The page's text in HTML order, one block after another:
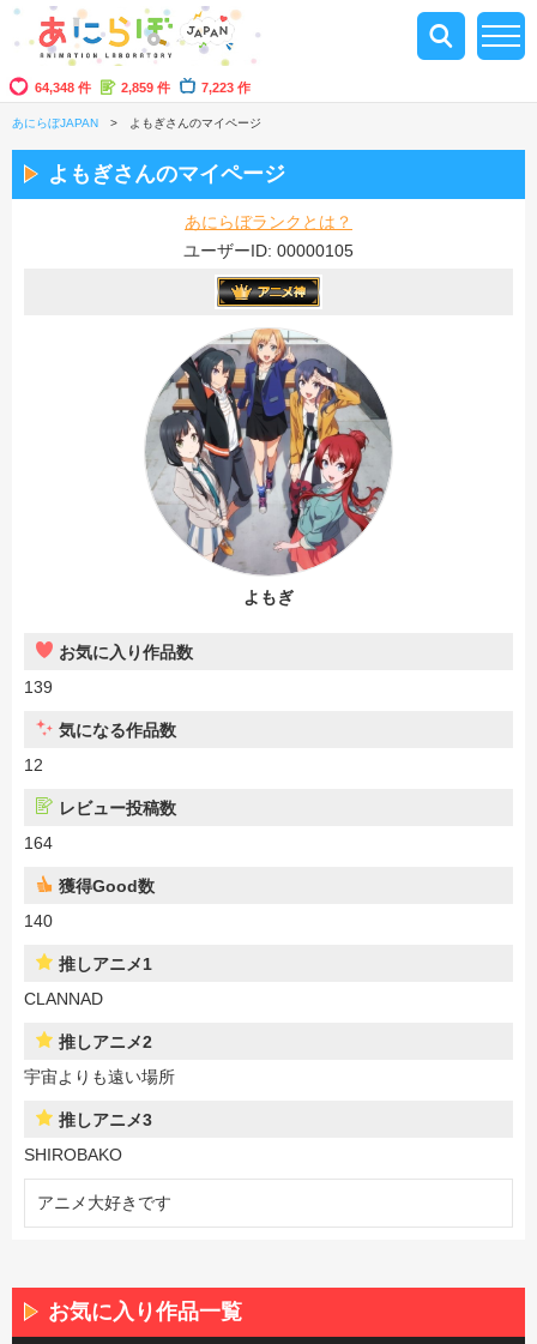
64,348 件 2,859 件 7,223 作
あにらぼJAPAN よもぎさんのマイページ
よもぎさんのマイページ
あにらぼランクとは？
ユーザーID: 00000105
よもぎ
お気に入り作品数
139
気になる作品数
12
レビュー投稿数
164
獲得Good数
140
推しアニメ1
CLANNAD
推しアニメ2
宇宙よりも遠い場所
推しアニメ3
SHIROBAKO
アニメ大好きです
お気に入り作品一覧